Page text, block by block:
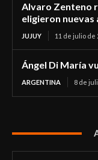
Alvaro Zenteno
eligieron
JUJUY 11 de julio de
Ángel Di María
ARGENTINA 8 de